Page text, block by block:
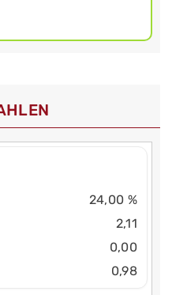
24,00 %
2,11
0,00
0,98